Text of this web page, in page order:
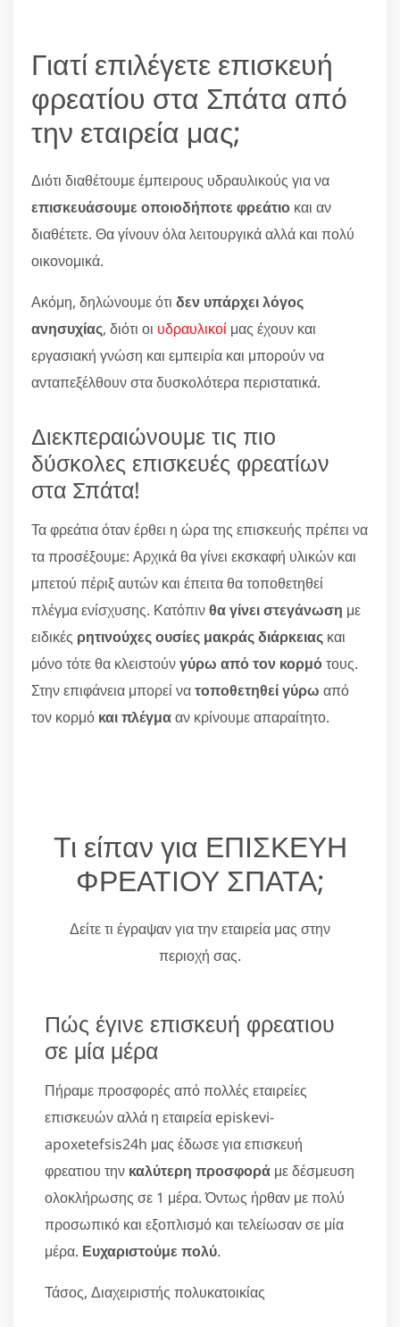
Γιατί επιλέγετε επισκευή
φρεατίου στα Σπάτα από
την εταιρεία μας;
Διότι διαθέτουμε έμπειρους υδραυλικούς για να
επισκευάσουμε οποιοδήποτε φρεάτιο και αν
διαθέτετε. Θα γίνουν όλα λειτουργικά αλλά και πολύ
οικονομικά.
Ακόμη, δηλώνουμε ότι δεν υπάρχει λόγος
ανησυχίας, διότι οι υδραυλικοί μας έχουν και
εργασιακή γνώση και εμπειρία και μπορούν να
ανταπεξέλθουν στα δυσκολότερα περιστατικά.
Διεκπεραιώνουμε τις πιο
δύσκολες επισκευές φρεατίων
στα Σπάτα!
Τα φρεάτια όταν έρθει η ώρα της επισκευής πρέπει να
τα προσέξουμε: Αρχικά θα γίνει εκσκαφή υλικών και
μπετού πέριξ αυτών και έπειτα θα τοποθετηθεί
πλέγμα ενίσχυσης. Κατόπινθα γίνει στεγάνωση με
ειδικές ρητινούχες ουσίες μακράς διάρκειας και
μόνο τότε θα κλειστούνγύρω από τον κορμότους.
Στην επιφάνεια μπορεί νατοποθετηθεί γύρω από
τον κορμό και πλέγμααν κρίνουμε απαραίτητο.
Τι είπαν για ΕΠΙΣΚΕΥΗ
ΦΡΕΑΤΙΟΥ ΣΠΑΤΑ;
Δείτε τι έγραψαν για την εταιρεία μας στην
περιοχή σας.
Πώς έγινε επισκευή φρεατιου
σε μία μέρα
Πήραμε προσφορές από πολλές εταιρείες
επισκευών αλλά η εταιρεία episkevi-
apoxetefsis24h μας έδωσε για επισκευή
φρεατιου την καλύτερη προσφορά με δέσμευση
ολοκλήρωσης σε 1 μέρα. Όντως ήρθαν με πολύ
προσωπικό και εξοπλισμό και τελείωσαν σε μία
μέρα. Ευχαριστούμε πολύ.
Τάσος, Διαχειριστής πολυκατοικίας